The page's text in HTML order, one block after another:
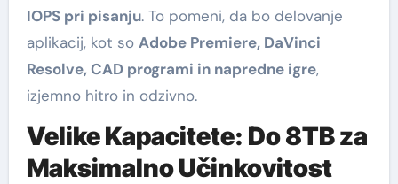
IOPS pri pisanju. To pomeni, da bo delovanje
aplikacij, kot so Adobe Premiere, DaVinci
Resolve, CAD programi in napredne igre,
izjemno hitro in odzivno.
Velike Kapacitete: Do 8TB za
Maksimalno Učinkovitost